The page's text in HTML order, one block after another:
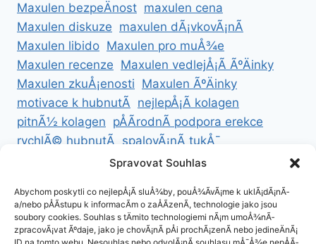
Maxulen bezpeÄnost maxulen cena
Maxulen diskuze maxulen dÃ¡vkovÃ¡nÃ­
Maxulen libido Maxulen pro muÅ¾e
Maxulen recenze Maxulen vedlejÅ¡Ã­ ÃºÄinky
Maxulen zkuÅ¡enosti Maxulen ÃºÄinky
motivace k hubnutÃ­ nejlepÅ¡Ã­ kolagen
pitnÃ½ kolagen pÅÃ­rodnÃ­ podpora erekce
rychlÃ© hubnutÃ­ spalovÃ¡nÃ­ tukÅ¯
ZdravÃ© hubnutÃ­ ZdravÃ© recepty na hubnutÃ­
Spravovat Souhlas
Abychom poskytli co nejlepÅ¡Ã­ sluÅ¾by, pouÅ¾Ã­vÃ¡me k uklÃ¡dÃ¡nÃ­
a/nebo pÅÃ­stupu k informacÃ­m o zaÅÃ­zenÃ­, technologie jako jsou
soubory cookies. Souhlas s tÄmito technologiemi nÃ¡m umoÅ¾nÃ­
zpracovÃ¡vat Ãºdaje, jako je chovÃ¡nÃ­ pÅi prochÃ¡zenÃ­ nebo jedineÄnÃ¡